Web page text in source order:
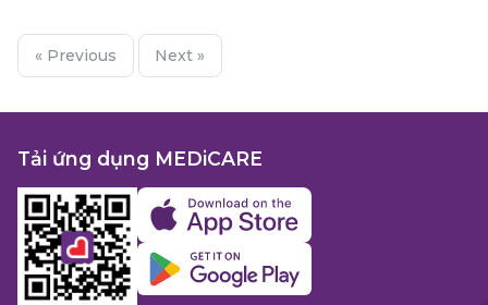
« Previous Next »
Tải ứng dụng MEDiCARE